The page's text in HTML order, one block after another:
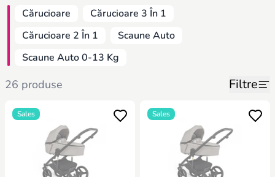
Cărucioare
Cărucioare 3 În 1
Cărucioare 2 În 1
Scaune Auto
Scaune Auto 0-13 Kg
26 produse Filtre
Sales Sales